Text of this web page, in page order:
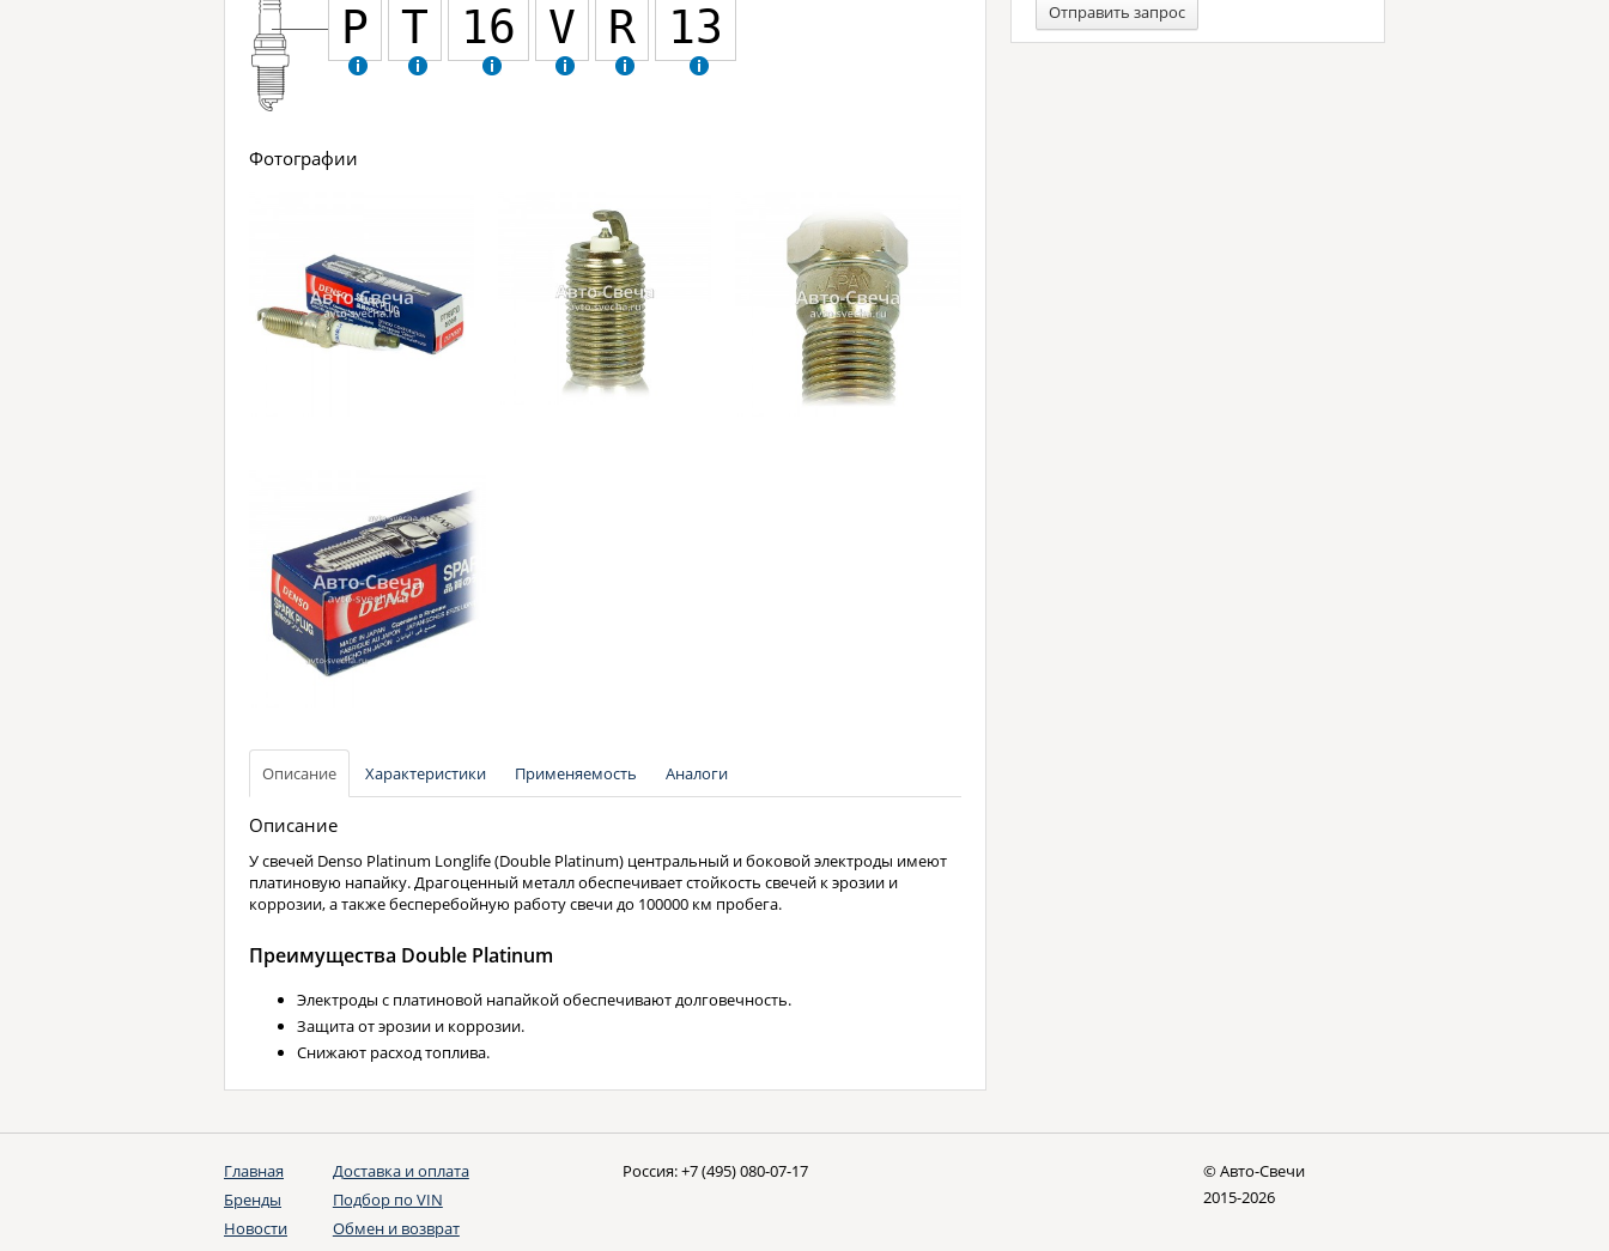
P T 16 V R 13
Фотографии
Описание Характеристики Применяемость Аналоги
Описание
У свечей Denso Platinum Longlife (Double Platinum) центральный и боковой электроды имеют
платиновую напайку. Драгоценный металл обеспечивает стойкость свечей к эрозии и
коррозии, а также бесперебойную работу свечи до 100000 км пробега.
Преимущества Double Platinum
Электроды с платиновой напайкой обеспечивают долговечность.
Защита от эрозии и коррозии.
Снижают расход топлива.
Отправить запрос
Главная
Бренды
Новости
Доставка и оплата
Подбор по VIN
Обмен и возврат
Россия:+7 (495) 080-07-17
© Авто-Cвечи
2015-2026